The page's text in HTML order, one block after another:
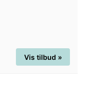
Vis tilbud »